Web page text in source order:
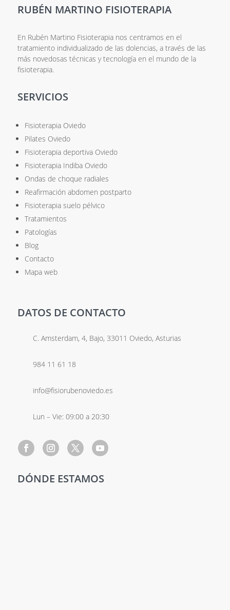
RUBÉN MARTINO FISIOTERAPIA
En Rubén Martino Fisioterapia nos centramos en el
tratamiento individualizado de las dolencias, a través de las
más novedosas técnicas y tecnología en el mundo de la
fisioterapia.
SERVICIOS
Fisioterapia Oviedo
Pilates Oviedo
Fisioterapia deportiva Oviedo
Fisioterapia Indiba Oviedo
Ondas de choque radiales
Reafirmación abdomen postparto
Fisioterapia suelo pélvico
Tratamientos
Patologías
Blog
Contacto
Mapa web
DATOS DE CONTACTO
C. Amsterdam, 4, Bajo, 33011 Oviedo, Asturias
984 11 61 18
info@fisiorubenoviedo.es
Lun – Vie: 09:00 a 20:30
DÓNDE ESTAMOS